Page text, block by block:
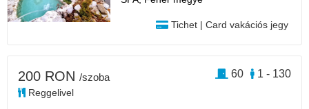
Tichet | Card vakációs jegy
200 RON /szoba
Reggelivel
1 - 130
60